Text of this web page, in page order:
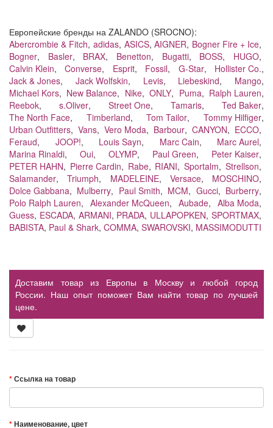
Европейские бренды на ZALANDO (SROCNO):
Abercrombie & Fitch, adidas, ASICS,AIGNER, Bogner Fire + Ice,
Bogner, Basler, BRAX, Benetton, Bugatti, BOSS, HUGO,
Calvin Klein,Converse, Esprit, Fossil, G-Star, Hollister Co.,
Jack & Jones, Jack Wolfskin, Levis, Liebeskind, Mango,
Michael Kors, New Balance, Nike,ONLY, Puma, Ralph Lauren,
Reebok, s.Oliver, Street One, Tamaris, Ted Baker,
The North Face, Timberland,Tom Tailor,Tommy Hilfiger,
Urban Outfitters, Vans, Vero Moda, Barbour, CANYON, ECCO,
Feraud, JOOP!, Louis Sayn, Marc Cain, Marc Aurel,
Marina Rinaldi, Oui, OLYMP, Paul Green, Peter Kaiser,
PETER HAHN, Pierre Cardin, Rabe, RIANI,Sportalm,Strellson,
Salamander,Triumph, MADELEINE, Versace, MOSCHINO,
Dolce Gabbana, Mulberry, Paul Smith, MCM, Gucci, Burberry,
Polo Ralph Lauren, Alexander McQueen, Aubade, Alba Moda,
Guess, ESCADA, ARMANI, PRADA, ULLAPOPKEN,SPORTMAX,
BABISTA, Paul & Shark, COMMA, SWAROVSKI, MASSIMODUTTI
Доставим товар из Европы в Москву и любой город
России. Наш опыт поможет Вам найти товар по лучшей
цене.
Ссылка на товар
Наименование, цвет